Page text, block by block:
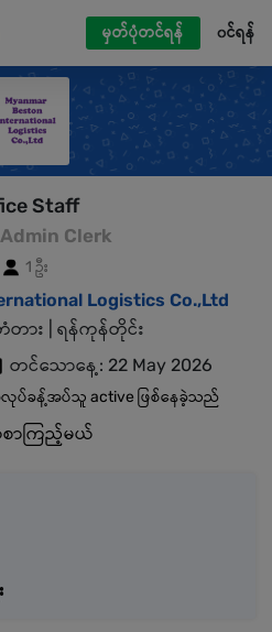
မှတ်ပုံတင်ရန် ၀င်ရန်
Staff
Admin Clerk
1 ဦး
Logistics Co.,Ltd
တား | ရန်ကုန်တိုင်း
တင်သောနေ့: 22 May 2026
ခန့်အပ်သူ active ဖြစ်နေခဲ့သည်
ာကြည့်မယ်